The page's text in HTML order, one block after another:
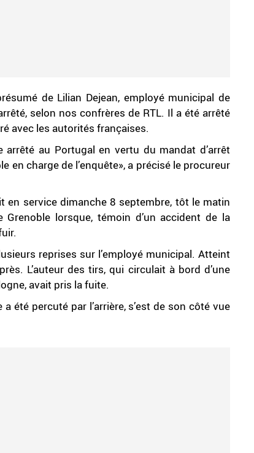
de Lilian Dejean, employé municipal de
selon nos confrères de RTL. Il a été arrêté
avec les autorités françaises.
arrêté au Portugal en vertu du mandat d’arrêt
en charge de l’enquête», a précisé le procureur
en service dimanche 8 septembre, tôt le matin
lorsque, témoin d’un accident de la
reprises sur l’employé municipal. Atteint
L’auteur des tirs, qui circulait à bord d’une
avait pris la fuite.
été percuté par l’arrière, s’est de son côté vue